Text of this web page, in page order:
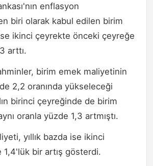
enflasyon
biri olarak kabul edilen birim
ikinci çeyrekte önceki çeyreğe
arttı.
birim emek maliyetinin
2,2 oranında yükseleceği
birinci çeyreğinde de birim
oranla yüzde 1,3 artmıştı.
yıllık bazda ise ikinci
bir artış gösterdi.